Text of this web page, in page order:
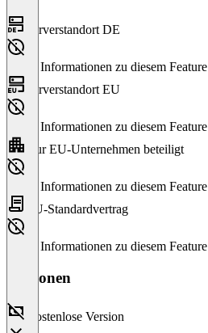
Serverstandort DE
Keine Informationen zu diesem Feature
Serverstandort EU
Keine Informationen zu diesem Feature
Nur EU-Unternehmen beteiligt
Keine Informationen zu diesem Feature
EU-Standardvertrag
Keine Informationen zu diesem Feature
Versionen
Kostenlose Version